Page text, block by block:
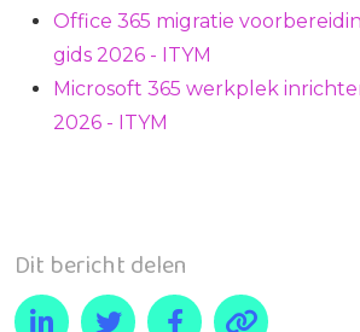
Office 365 migratie
gids 2026 - ITYM
Microsoft 365 werkplek
2026 - ITYM
Dit bericht delen